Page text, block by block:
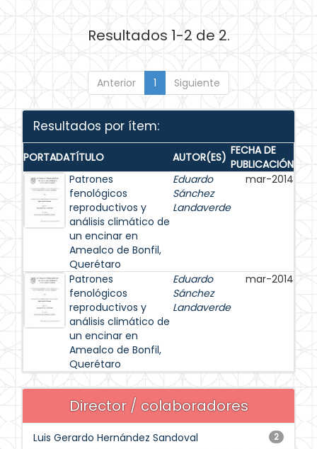
Resultados 1-2 de 2.
Anterior 1 Siguiente
Resultados por ítem:
PORTADATÍTULO AUTOR(ES) FECHA DE
PUBLICACIÓN
Patrones
fenológicos
reproductivos y
análisis climático de
un encinar en
Amealco de Bonfil,
Querétaro
Eduardo
Sánchez
Landaverde
mar-2014
Patrones
fenológicos
reproductivos y
análisis climático de
un encinar en
Amealco de Bonfil,
Querétaro
Eduardo
Sánchez
Landaverde
mar-2014
Director / colaboradores
2
Luis Gerardo Hernández Sandoval